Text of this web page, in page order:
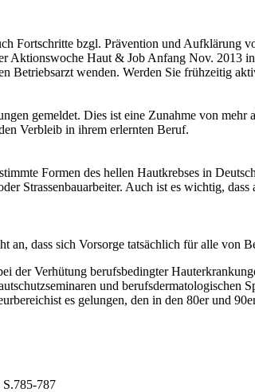
Fortschritte bzgl. Prävention und Aufklärung
Aktionswoche Haut & Job Anfang Nov. 2013
wenden. Werden Sie frühzeitig
gemeldet. Dies ist eine Zunahme von mehr
Verbleib in ihrem erlernten Beruf.
Formen des hellen Hautkrebses in
Strassenbauarbeiter. Auch ist es wichtig,
an, dass sich Vorsorge tatsächlich für alle von
der Verhütung berufsbedingter
und berufsdermatologischen
es gelungen, den in den 80er und
S.785-787